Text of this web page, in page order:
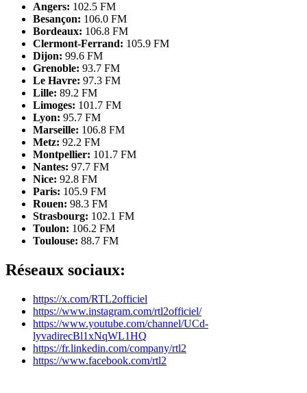
Angers: 102.5 FM
Besançon: 106.0 FM
Bordeaux: 106.8 FM
Clermont-Ferrand: 105.9 FM
Dijon: 99.6 FM
Grenoble: 93.7 FM
Le Havre: 97.3 FM
Lille: 89.2 FM
Limoges: 101.7 FM
Lyon: 95.7 FM
Marseille: 106.8 FM
Metz: 92.2 FM
Montpellier: 101.7 FM
Nantes: 97.7 FM
Nice: 92.8 FM
Paris: 105.9 FM
Rouen: 98.3 FM
Strasbourg: 102.1 FM
Toulon: 106.2 FM
Toulouse: 88.7 FM
Réseaux sociaux:
https://x.com/RTL2officiel
https://www.instagram.com/rtl2officiel/
https://www.youtube.com/channel/UCd-
lyvadirecBl1xNqWL1HQ
https://fr.linkedin.com/company/rtl2
https://www.facebook.com/rtl2